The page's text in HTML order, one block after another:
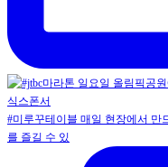
#미루꾸테이블 매일 현장에서 만
를 즐길 수 있